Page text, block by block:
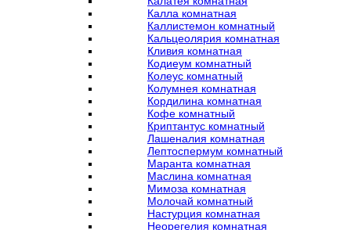
Калла комнатная
Каллистемон комнатный
Кальцеолярия комнатная
Кливия комнатная
Кодиеум комнатный
Колеус комнатный
Колумнея комнатная
Кордилина комнатная
Кофе комнатный
Криптантус комнатный
Лашеналия комнатная
Лептоспермум комнатный
Маранта комнатная
Маслина комнатная
Мимоза комнатная
Молочай комнатный
Настурция комнатная
Неорегелия комнатная